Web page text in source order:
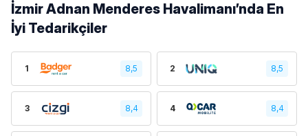
İzmir Adnan Menderes Havalimanı’nda En
İyi Tedarikçiler
1 8,5 2 8,5
3 8,4 4 8,4